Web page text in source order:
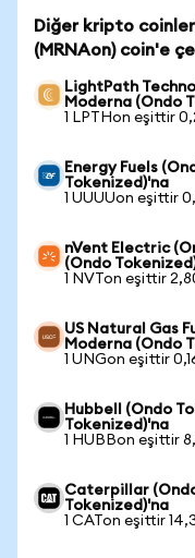
Diğer kripto
(MRNAon) coin'e
LightPath
Moderna (Ondo
1 LPTHon eşittir
Energy Fuels
Tokenized)'na
1 UUUUon eşittir
nVent Electric
(Ondo
1 NVTon eşittir
US Natural Gas
Moderna (Ondo
1 UNGon eşittir
Hubbell (Ondo
Tokenized)'na
1 HUBBon eşittir
Caterpillar
Tokenized)'na
1 CATon eşittir